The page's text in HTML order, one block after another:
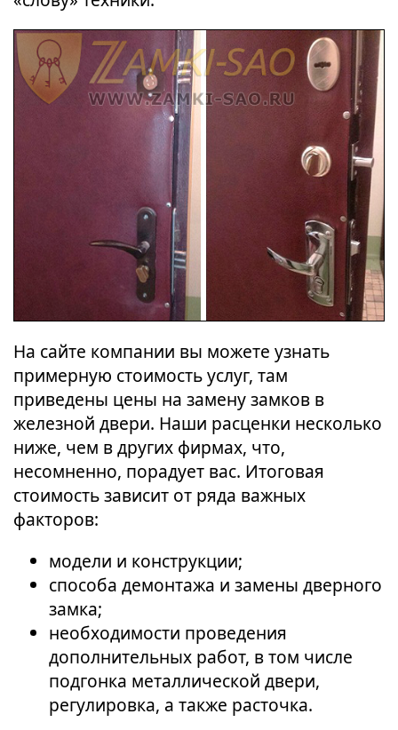
На сайте компании вы можете узнать
примерную стоимость услуг, там
приведены цены на замену замков в
железной двери. Наши расценки несколько
ниже, чем в других фирмах, что,
несомненно, порадует вас. Итоговая
стоимость зависит от ряда важных
факторов:
модели и конструкции;
способа демонтажа и замены дверного
замка;
необходимости проведения
дополнительных работ, в том числе
подгонка металлической двери,
регулировка, а также расточка.